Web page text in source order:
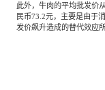
此外，牛肉的平均批发价
民币73.2元，主要是由于
发价飙升造成的替代效应所